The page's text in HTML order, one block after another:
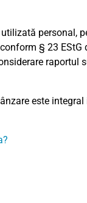
personal,
§ 23 EStG
raportul
este